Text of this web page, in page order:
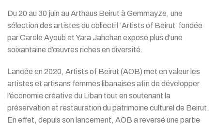
Du 20 au 30 juin au Arthaus Beirut à Gemmayze, une
sélection des artistes du collectif ‘Artists of Beirut’ fondée
par Carole Ayoub et Yara Jahchan expose plus d’une
soixantaine d’œuvres riches en diversité.
Lancée en 2020, Artists of Beirut (AOB) met en valeur les
artistes et artisans femmes libanaises afin de développer
l’économie créative du Liban tout en soutenant la
préservation et restauration du patrimoine culturel de Beirut.
En effet, depuis son lancement, AOB a reversé une partie